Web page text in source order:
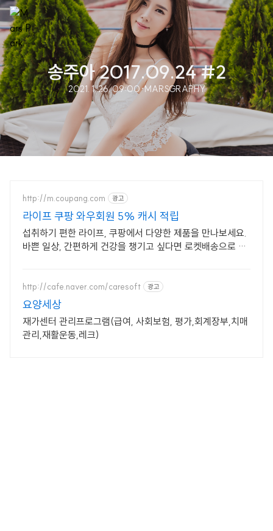
송주아 2017.09.24 #2
2021. 1. 26. 09:00·MARSGRAPHY
http://m.coupang.com 광고
라이프 쿠팡 와우회원 5% 캐시 적립
섭취하기 편한 라이프, 쿠팡에서 다양한 제품을 만나보세요.
바쁜 일상, 간편하게 건강을 챙기고 싶다면 로켓배송으로 받
http://cafe.naver.com/caresoft 광고
요양세상
재가센터 관리프로그램(급여, 사회보험, 평가,회계장부,치매
관리,재활운동,레크)